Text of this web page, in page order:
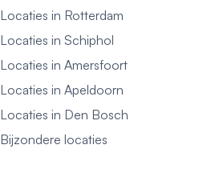
Locaties in Rotterdam
Locaties in Schiphol
Locaties in Amersfoort
Locaties in Apeldoorn
Locaties in Den Bosch
Bijzondere locaties